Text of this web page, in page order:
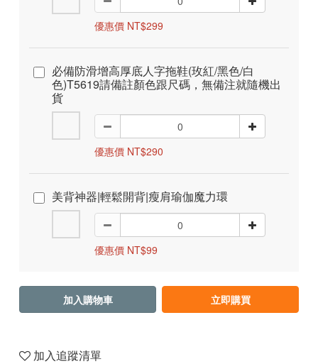
優惠價 NT$299
必備防滑增高厚底人字拖鞋(玫紅/黑色/白
色)T5619請備註顏色跟尺碼，無備注就隨機出
貨
優惠價 NT$290
美背神器|輕鬆開背|瘦肩瑜伽魔力環
優惠價 NT$99
加入購物車 立即購買
加入追蹤清單